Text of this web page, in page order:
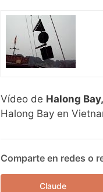
Vídeo de Halong
Halong Bay en
Comparte en redes o
Claude